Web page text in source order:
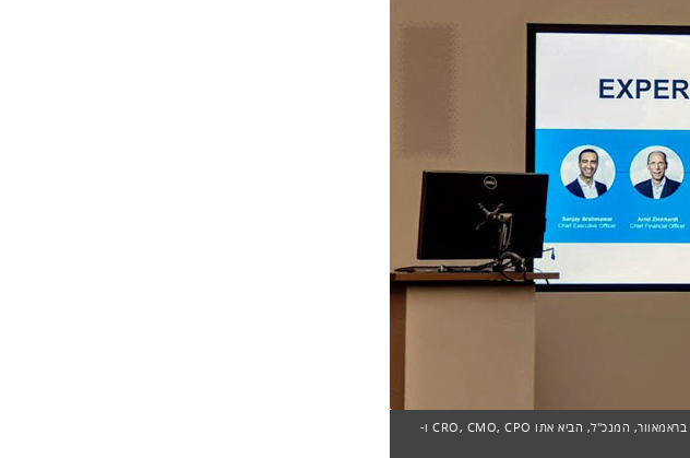
ההנהלה החדשה של Softwre AG – פרט לסמנכ"ל הכספים החדש. בראמאוור, המנכ"ל, הביא אתו CRO, CMO, CPO ו-